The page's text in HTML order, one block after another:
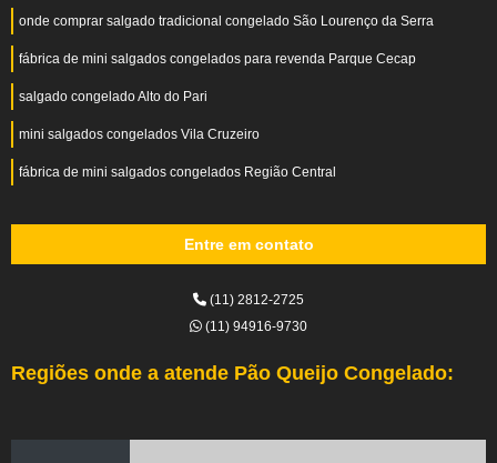
onde comprar salgado tradicional congelado São Lourenço da Serra
fábrica de mini salgados congelados para revenda Parque Cecap
salgado congelado Alto do Pari
mini salgados congelados Vila Cruzeiro
fábrica de mini salgados congelados Região Central
Entre em contato
(11) 2812-2725
(11) 94916-9730
Regiões onde a atende Pão Queijo Congelado: